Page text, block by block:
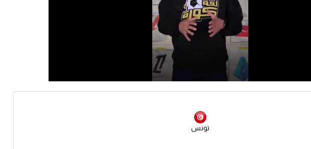
تونس